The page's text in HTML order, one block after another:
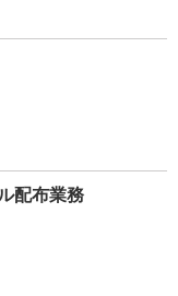
配布業務